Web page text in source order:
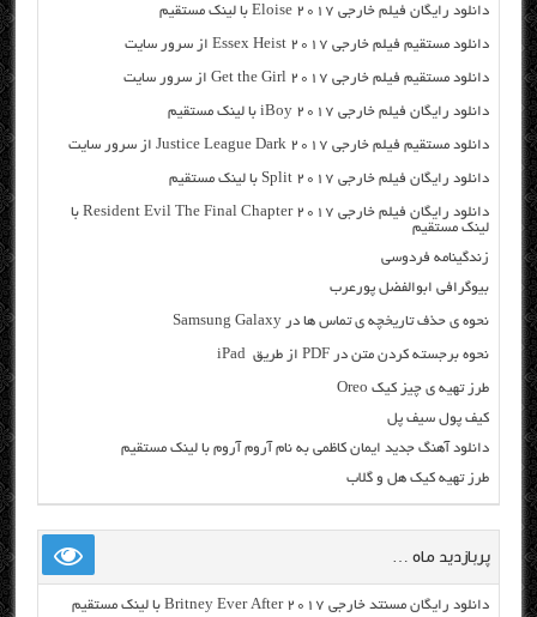
دانلود رایگان فیلم خارجی Eloise 2017 با لینک مستقیم
دانلود مستقیم فیلم خارجی Essex Heist 2017 از سرور سایت
دانلود مستقیم فیلم خارجی Get the Girl 2017 از سرور سایت
دانلود رایگان فیلم خارجی iBoy 2017 با لینک مستقیم
دانلود مستقیم فیلم خارجی Justice League Dark 2017 از سرور سایت
دانلود رایگان فیلم خارجی Split 2017 با لینک مستقیم
دانلود رایگان فیلم خارجی Resident Evil The Final Chapter 2017 با
لینک مستقیم
زندگینامه فردوسی
بیوگرافی ابوالفضل پورعرب
نحوه ي حذف تاریخچه ی تماس ها در Samsung Galaxy
نحوه برجسته کردن متن در PDF از طریق iPad
طرز تهیه ی چیز کیک Oreo
کیف پول سیف پل
دانلود آهنگ جدید ایمان کاظمی به نام آروم آروم با لینک مستقیم
طرز تهیه کیک هل و گلاب
پربازدید ماه …
دانلود رایگان مسنتد خارجی Britney Ever After 2017 با لینک مستقیم